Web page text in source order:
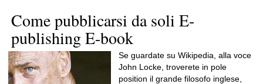
Come pubblicarsi da soli E-
publishing E-book
Se guardate su Wikipedia, alla voce
John Locke, troverete in pole
position il grande filosofo inglese,